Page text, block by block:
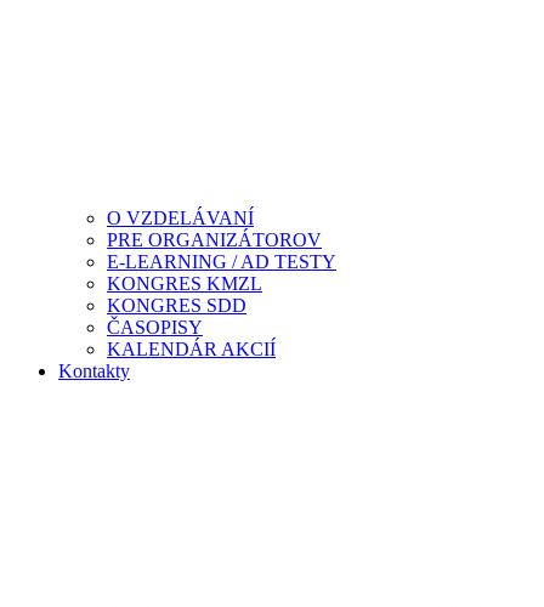
O VZDELÁVANÍ
PRE ORGANIZÁTOROV
E-LEARNING / AD TESTY
KONGRES KMZL
KONGRES SDD
ČASOPISY
KALENDÁR AKCIÍ
Kontakty